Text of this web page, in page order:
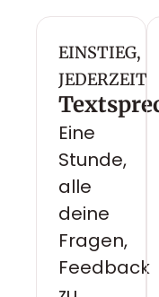
EINSTIEG,
JEDERZEIT
Eine
Stunde,
alle
deine
Fragen,
Feedback